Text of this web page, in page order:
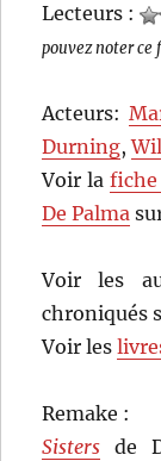
Lecteurs :
pouvez noter ce
Acteurs:
Durning,
Voir la
De Palma
Voir les
chroniqués
Voir les
Remake :
Sisters de